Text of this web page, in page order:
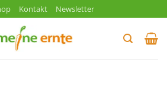
Kontakt Newsletter